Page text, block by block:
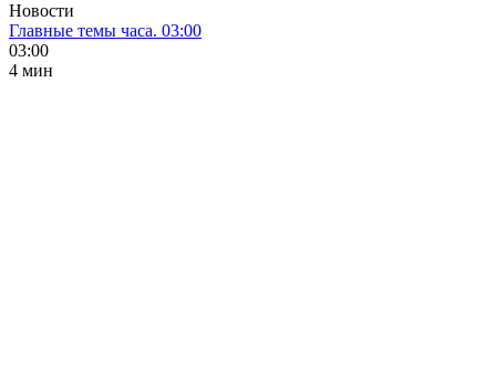
Новости
Главные темы часа. 03:00
03:00
4 мин